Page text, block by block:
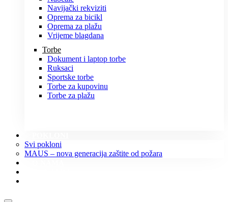
Navijački rekviziti
Oprema za bicikl
Oprema za plažu
Vrijeme blagdana
Torbe
Dokument i laptop torbe
Ruksaci
Sportske torbe
Torbe za kupovinu
Torbe za plažu
Svi pokloni
MAUS – nova generacija zaštite od požara